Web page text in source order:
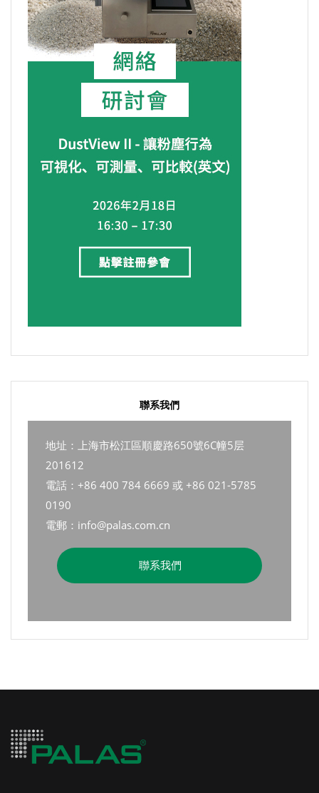
聯系我們
地址：上海市松江區順慶路650號6C幢5层
201612
電話：+86 400 784 6669 或 +86 021-5785
0190
電郵：info@palas.com.cn
聯系我們